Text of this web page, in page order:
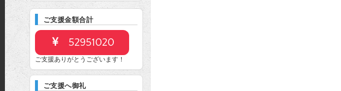
ご支援金額合計
52951020
ご支援ありがとうございます！
ご支援へ御礼